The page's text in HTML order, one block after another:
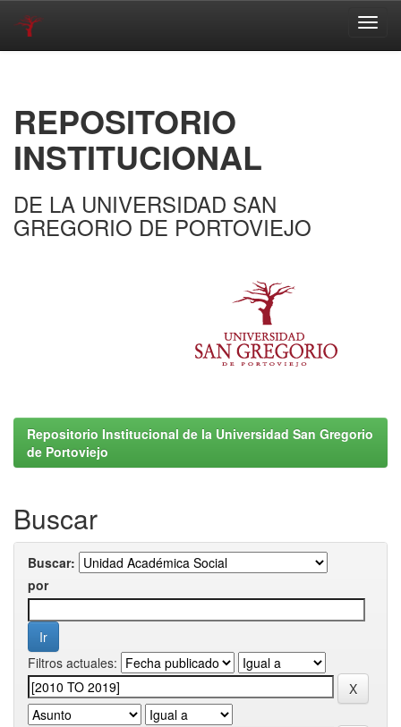
REPOSITORIO
INSTITUCIONAL
DE LA UNIVERSIDAD SAN
GREGORIO DE PORTOVIEJO
Repositorio Institucional de la Universidad San Gregorio
de Portoviejo
Buscar
Buscar:
por
Filtros actuales: